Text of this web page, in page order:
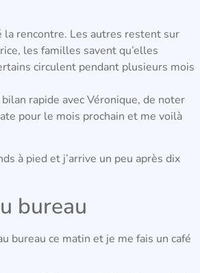
la rencontre. Les autres restent sur
les familles savent qu’elles
circulent pendant plusieurs mois
rapide avec Véronique, de noter
pour le mois prochain et me voilà
à pied et j’arrive un peu après dix
bureau
bureau ce matin et je me fais un café